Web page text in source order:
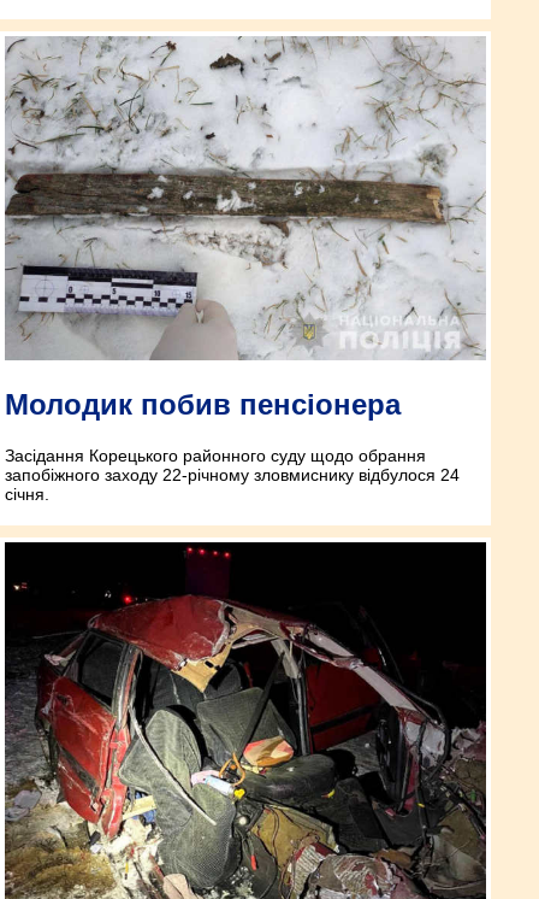
Молодик побив пенсіонера
Засідання Корецького районного суду щодо обрання
запобіжного заходу 22-річному зловмиснику відбулося 24
січня.